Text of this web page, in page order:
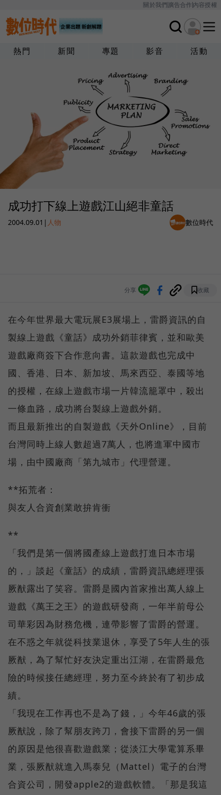
關於我們廣告合作內容授權
熱門 新聞 專題 影音 活動
成功打下線上遊戲江山絕非童話
2004.09.01 | 人物 數位時代
分享 收藏
在今年世界最大電玩展E3展場上，雷爵資訊的自
製線上遊戲《童話》成功外銷菲律賓，並和歐美
遊戲廠商簽下合作意向書。這款遊戲也完成中
國、香港、日本、新加坡、馬來西亞、泰國等地
的授權，在線上遊戲市場一片韓流籠罩中，殺出
一條血路，成功將台製線上遊戲外銷。
而且最新推出的自製遊戲《天外Online》，目前
台灣同時上線人數超過7萬人，也將進軍中國市
場，由中國廠商「第九城市」代理營運。
**拓荒者：
與友人合資創業敢拚肯衝
**
「我們是第一個將國產線上遊戲打進日本市場
的，」談起《童話》的成績，雷爵資訊總經理張
厥猷露出了笑容。雷爵是國內首家推出萬人線上
遊戲《萬王之王》的遊戲研發商，一年半前母公
司華彩因為財務危機，連帶影響了雷爵的營運。
在不惑之年就從科技業退休，享受了5年人生的張
厥猷，為了幫忙好友決定重出江湖，在雷爵最危
險的時候接任總經理，努力至今終於有了初步成
績。
「我現在工作再也不是為了錢，」今年46歲的張
厥猷說，除了幫朋友跨刀，會接下雷爵的另一個
的原因是他很喜歡遊戲業；從淡江大學電算系畢
業，張厥猷就進入馬泰兒（Mattel）電子的台灣
合資公司，開發apple2的遊戲軟體。「那是我這